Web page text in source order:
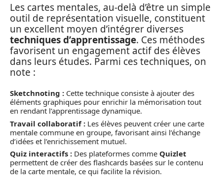
Les cartes mentales, au-delà d’être un simple
outil de représentation visuelle, constituent
un excellent moyen d’intégrer diverses
techniques d’apprentissage. Ces méthodes
favorisent un engagement actif des élèves
dans leurs études. Parmi ces techniques, on
note :
Sketchnoting : Cette technique consiste à ajouter des
éléments graphiques pour enrichir la mémorisation tout
en rendant l’apprentissage dynamique.
Travail collaboratif : Les élèves peuvent créer une carte
mentale commune en groupe, favorisant ainsi l’échange
d’idées et l’enrichissement mutuel.
Quiz interactifs : Des plateformes comme Quizlet
permettent de créer des flashcards basées sur le contenu
de la carte mentale, ce qui facilite la révision.